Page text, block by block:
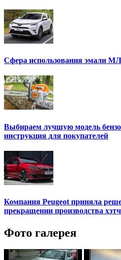
Сфера использования эмали
Выбираем лучшую модель
инструкция для покупателей
Компания Peugeot приняла
прекращении производства
Фото галерея